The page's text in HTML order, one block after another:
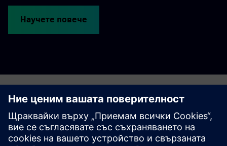
Научете повече
Контакт